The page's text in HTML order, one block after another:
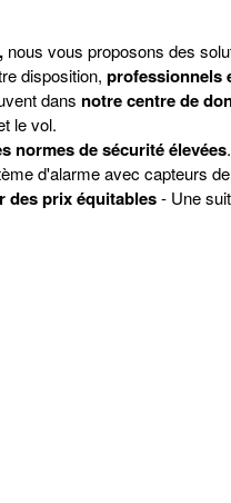
nous vous proposons des
disposition, professionnels
dans notre centre de
le vol.
normes de sécurité élevées
d'alarme avec capteurs
des prix équitables- Une